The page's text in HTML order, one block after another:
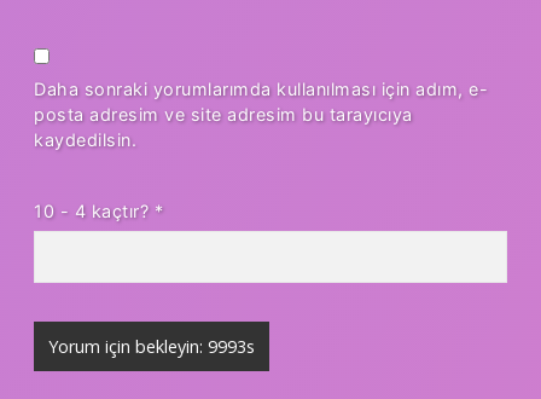
Daha sonraki yorumlarımda kullanılması için adım, e-
posta adresim ve site adresim bu tarayıcıya
kaydedilsin.
10 - 4 kaçtır? *